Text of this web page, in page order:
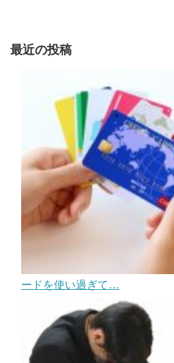
最近の投稿
ードを使い過ぎて…